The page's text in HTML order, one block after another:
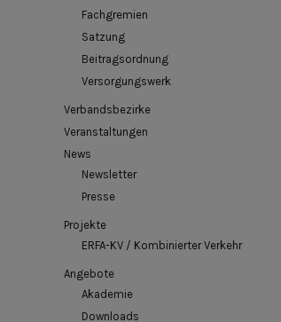
Fachgremien
Satzung
Beitragsordnung
Versorgungswerk
Verbandsbezirke
Veranstaltungen
News
Newsletter
Presse
Projekte
ERFA-KV / Kombinierter Verkehr
Angebote
Akademie
Downloads